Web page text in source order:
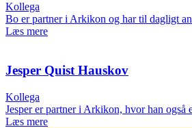
Kollega
Bo er partner i Arkikon og har til dagligt
Læs mere
Jesper Quist Hauskov
Kollega
Jesper er partner i Arkikon, hvor han
Læs mere